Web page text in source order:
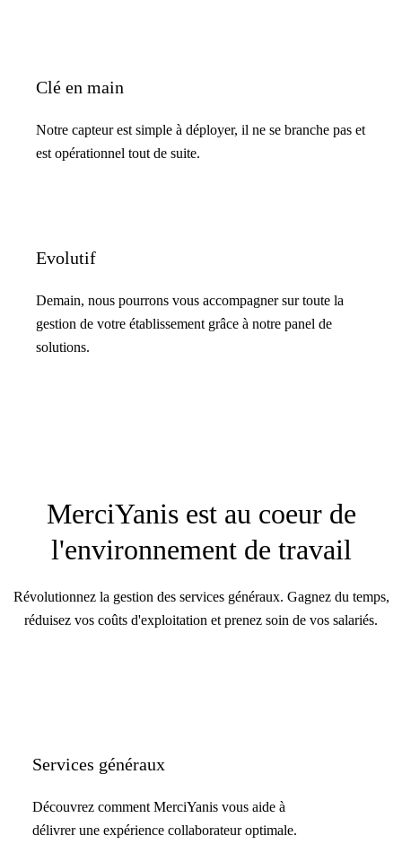
Clé en main
Notre capteur est simple à déployer, il ne se branche pas et
est opérationnel tout de suite.
Evolutif
Demain, nous pourrons vous accompagner sur toute la
gestion de votre établissement grâce à notre panel de
solutions.
MerciYanis est au coeur de
l'environnement de travail
Révolutionnez la gestion des services généraux. Gagnez du temps,
réduisez vos coûts d'exploitation et prenez soin de vos salariés.
Services généraux
Découvrez comment MerciYanis vous aide à
délivrer une expérience collaborateur optimale.